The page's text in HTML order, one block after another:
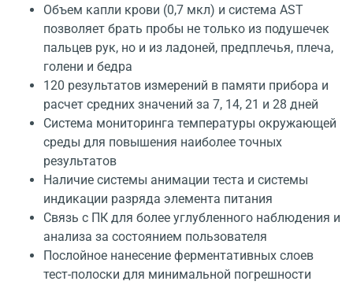
Объем капли крови (0,7 мкл) и система AST
позволяет брать пробы не только из подушечек
пальцев рук, но и из ладоней, предплечья, плеча,
голени и бедра
120 результатов измерений в памяти прибора и
расчет средних значений за 7, 14, 21 и 28 дней
Система мониторинга температуры окружающей
среды для повышения наиболее точных
результатов
Наличие системы анимации теста и системы
индикации разряда элемента питания
Связь с ПК для более углубленного наблюдения и
анализа за состоянием пользователя
Послойное нанесение ферментативных слоев
тест-полоски для минимальной погрешности